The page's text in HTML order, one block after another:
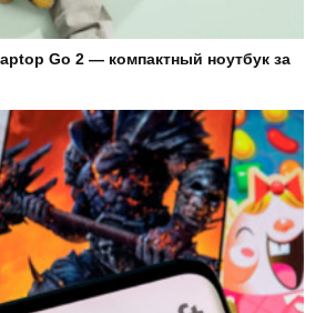
Go 2 — компактный ноутбук за